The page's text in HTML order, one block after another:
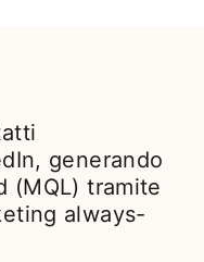
generando
(MQL) tramite
always-